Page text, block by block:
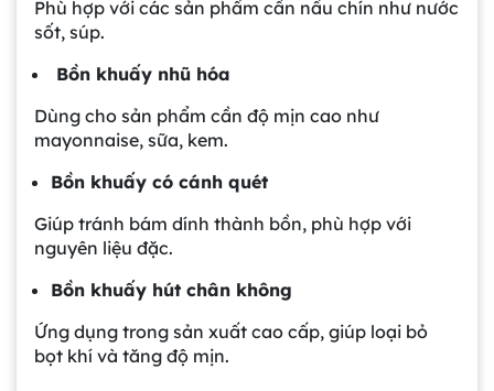
Phù hợp với các sản phẩm cần nấu chín như nước
sốt, súp.
Bồn khuấy nhũ hóa
Dùng cho sản phẩm cần độ mịn cao như
mayonnaise, sữa, kem.
Bồn khuấy có cánh quét
Giúp tránh bám dính thành bồn, phù hợp với
nguyên liệu đặc.
Bồn khuấy hút chân không
Ứng dụng trong sản xuất cao cấp, giúp loại bỏ
bọt khí và tăng độ mịn.